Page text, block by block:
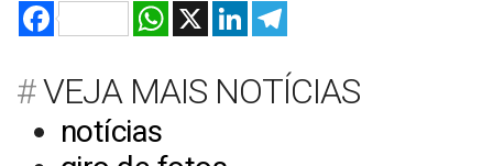
WhatsApp LinkedIn
VEJA MAIS NOTÍCIAS
notícias